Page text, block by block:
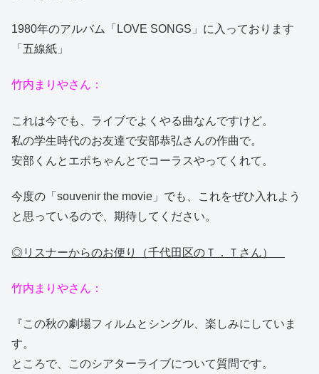
1980年のアルバム「LOVE SONGS」に入っております
「五線紙」
竹内まりやさん：
これは今でも、ライブでよくやる曲なんですけど。
私の学生時代のお友達で安部恭弘さんの作曲で。
安部くんとエポちゃんとでコーラスやってくれて。
今度の「souvenir the movie」でも、これをぜひ入れよう
と思っているので、期待してください。
◎リスナーからのお便り（千代田区のＴ．Ｔさん）
竹内まりやさん：
『この秋の劇場フィルムとシングル、楽しみにしていま
す。
ところで、このシアターライブについて質問です。